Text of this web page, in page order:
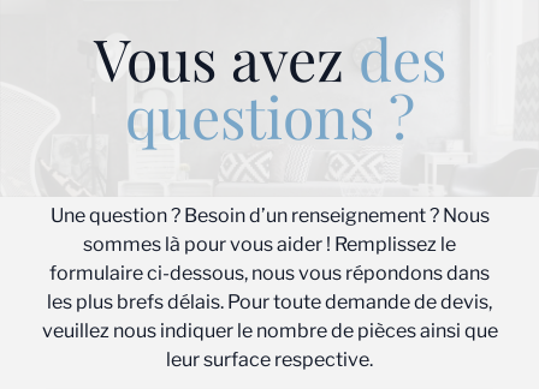
Vous avez des
questions ?
Une question ? Besoin d’un renseignement ? Nous
sommes là pour vous aider ! Remplissez le
formulaire ci-dessous, nous vous répondons dans
les plus brefs délais. Pour toute demande de devis,
veuillez nous indiquer le nombre de pièces ainsi que
leur surface respective.